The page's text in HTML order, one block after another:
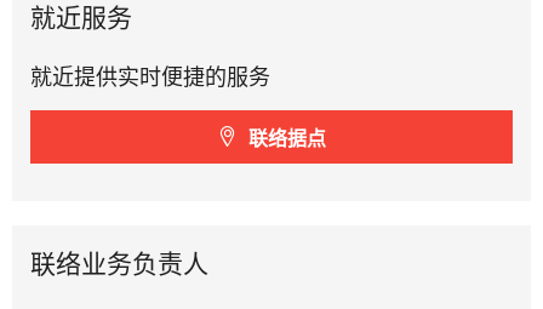
就近服务
就近提供实时便捷的服务
联络据点
联络业务负责人